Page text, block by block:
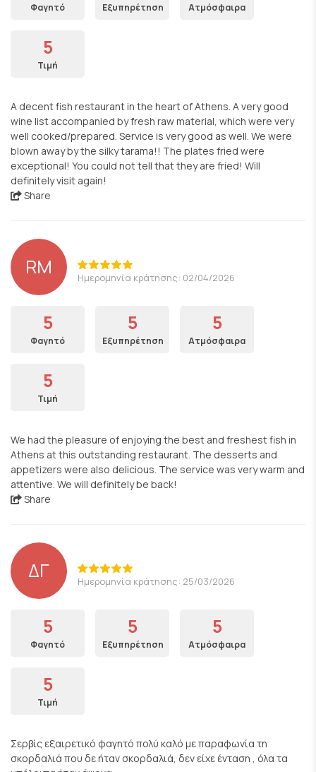
Φαγητό Εξυπηρέτηση Ατμόσφαιρα
5
Τιμή
A decent fish restaurant in the heart of Athens. A very good
wine list accompanied by fresh raw material, which were very
well cooked/prepared. Service is very good as well. We were
blown away by the silky tarama!! The plates fried were
exceptional! You could not tell that they are fried! Will
definitely visit again!
Share
RM Ημερομηνία κράτησης: 02/04/2026
5
Φαγητό
5
Εξυπηρέτηση
5
Ατμόσφαιρα
5
Τιμή
We had the pleasure of enjoying the best and freshest fish in
Athens at this outstanding restaurant. The desserts and
appetizers were also delicious. The service was very warm and
attentive. We will definitely be back!
Share
ΔΓ Ημερομηνία κράτησης: 25/03/2026
5
Φαγητό
5
Εξυπηρέτηση
5
Ατμόσφαιρα
5
Τιμή
Σερβίς εξαιρετικό φαγητό πολύ καλό με παραφωνία τη
σκορδαλιά που δε ήταν σκορδαλιά, δεν είχε ένταση , όλα τα